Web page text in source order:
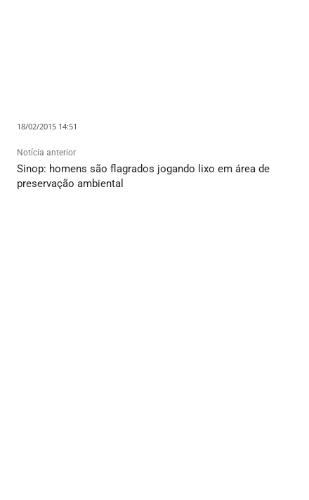
18/02/2015 14:51
Notícia anterior
Sinop: homens são flagrados jogando lixo em área de
preservação ambiental